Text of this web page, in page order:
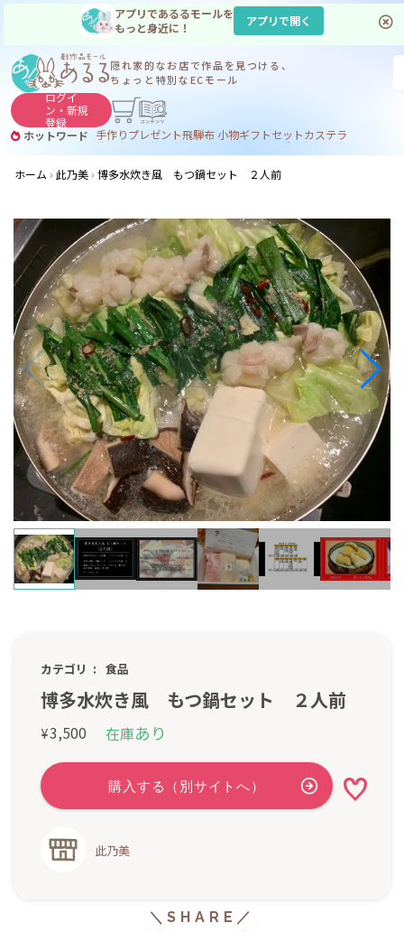
アプリであるるモールを
もっと身近に！
アプリで開く
隠れ家的なお店で作品を見つける、
ちょっと特別なECモール
ログイ
ン・新規
登録
ホットワード 手作りプレゼント飛騨布 小物ギフトセットカステラ
サヌカイト コーヒー
ジンギスカン
ホーム
此乃美 博多水炊き風 もつ鍋セット ２人前
カテゴリ 食品
博多水炊き風 もつ鍋セット ２人前
¥3,500 在庫あり
此乃美